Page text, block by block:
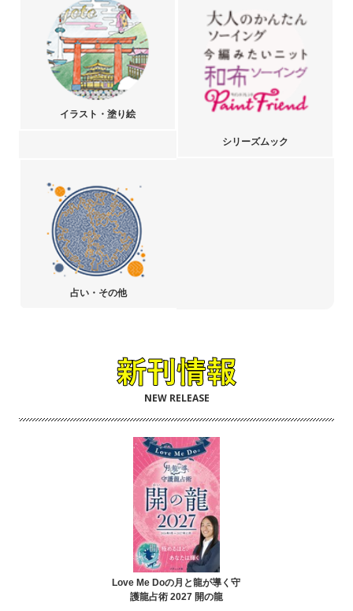
イラスト・塗り絵
シリーズムック
占い・その他
NEW RELEASE
Love Me Doの月と龍が導く守
護龍占術 2027 開の龍